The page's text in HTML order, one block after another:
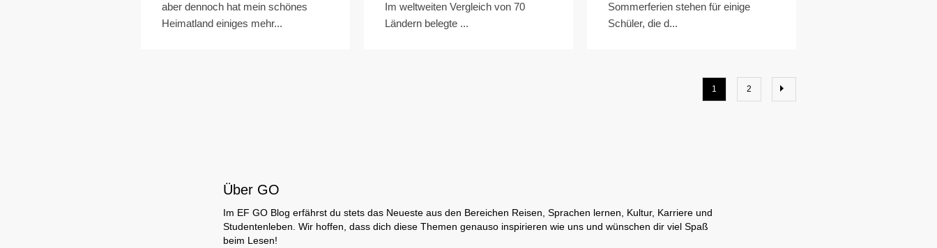
aber dennoch hat mein schönes
Heimatland einiges mehr...
Im weltweiten Vergleich von 70
Ländern belegte ...
Sommerferien stehen für einige
Schüler, die d...
1 2
Über GO
Im EF GO Blog erfährst du stets das Neueste aus den Bereichen Reisen, Sprachen lernen, Kultur, Karriere und
Studentenleben. Wir hoffen, dass dich diese Themen genauso inspirieren wie uns und wünschen dir viel Spaß
beim Lesen!